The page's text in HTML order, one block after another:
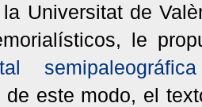
Universitat de
le
semipaleográfica
de este modo, el